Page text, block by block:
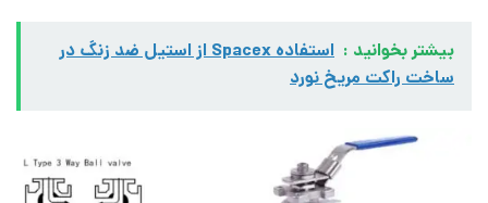
بیشتر بخوانید :
استفاده Spacex از استیل ضد زنگ در
ساخت راکت مریخ نورد